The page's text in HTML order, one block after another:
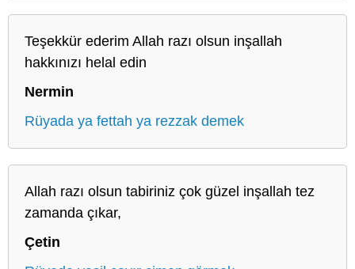
Teşekkür ederim Allah razı olsun inşallah
hakkınızı helal edin
Nermin
Rüyada ya fettah ya rezzak demek
Allah razı olsun tabiriniz çok güzel inşallah tez
zamanda çıkar,
Çetin